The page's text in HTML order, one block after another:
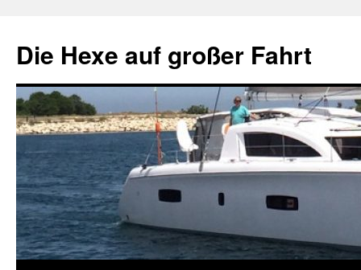
springen
Die Hexe auf großer Fahrt